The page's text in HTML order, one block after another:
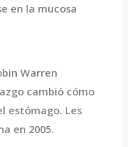
en la mucosa
Warren
cambió cómo
estómago. Les
en 2005.